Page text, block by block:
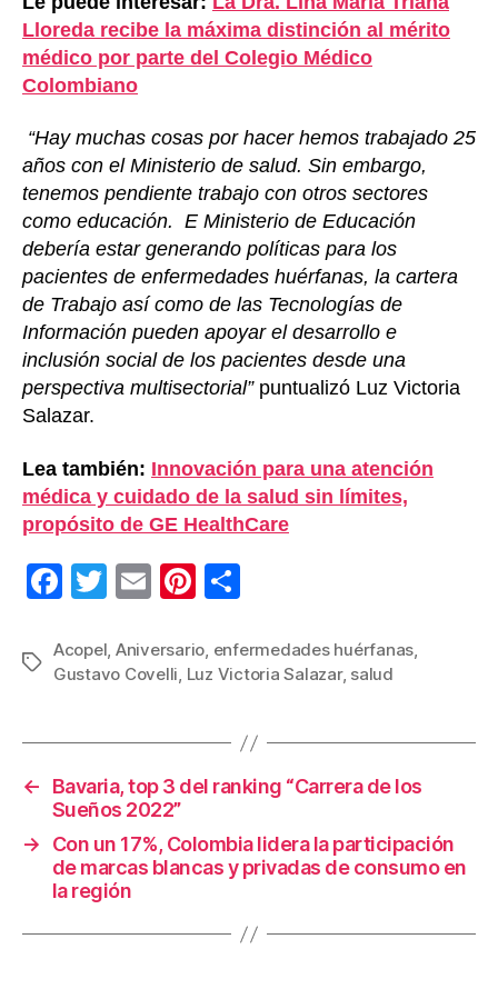
Lloreda recibe la máxima distinción al mérito
médico por parte del Colegio Médico
Colombiano
“Hay muchas cosas por hacer hemos trabajado 25
años con el Ministerio de salud. Sin embargo,
tenemos pendiente trabajo con otros sectores
como educación. E Ministerio de Educación
debería estar generando políticas para los
pacientes de enfermedades huérfanas, la cartera
de Trabajo así como de las Tecnologías de
Información pueden apoyar el desarrollo e
inclusión social de los pacientes desde una
perspectiva multisectorial”puntualizó Luz Victoria
Salazar.
Lea también: Innovación para una atención
médica y cuidado de la salud sin límites,
propósito de GE HealthCare
F
c
e
o
k
T
tt
er
E
ail
Pi
er
e
m
p
tir
Etiquetas
Acopel, Aniversario, enfermedades huérfanas,
Gustavo Covelli, Luz Victoria Salazar, salud
←
Bavaria, top 3 del ranking “Carrera de los
Sueños 2022”
→
Con un 17%, Colombia lidera la participación
de marcas blancas y privadas de consumo en
la región